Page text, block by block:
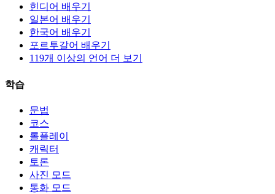
힌디어 배우기
일본어 배우기
한국어 배우기
포르투갈어 배우기
119개 이상의 언어 더 보기
학습
문법
코스
롤플레이
캐릭터
토론
사진 모드
통화 모드